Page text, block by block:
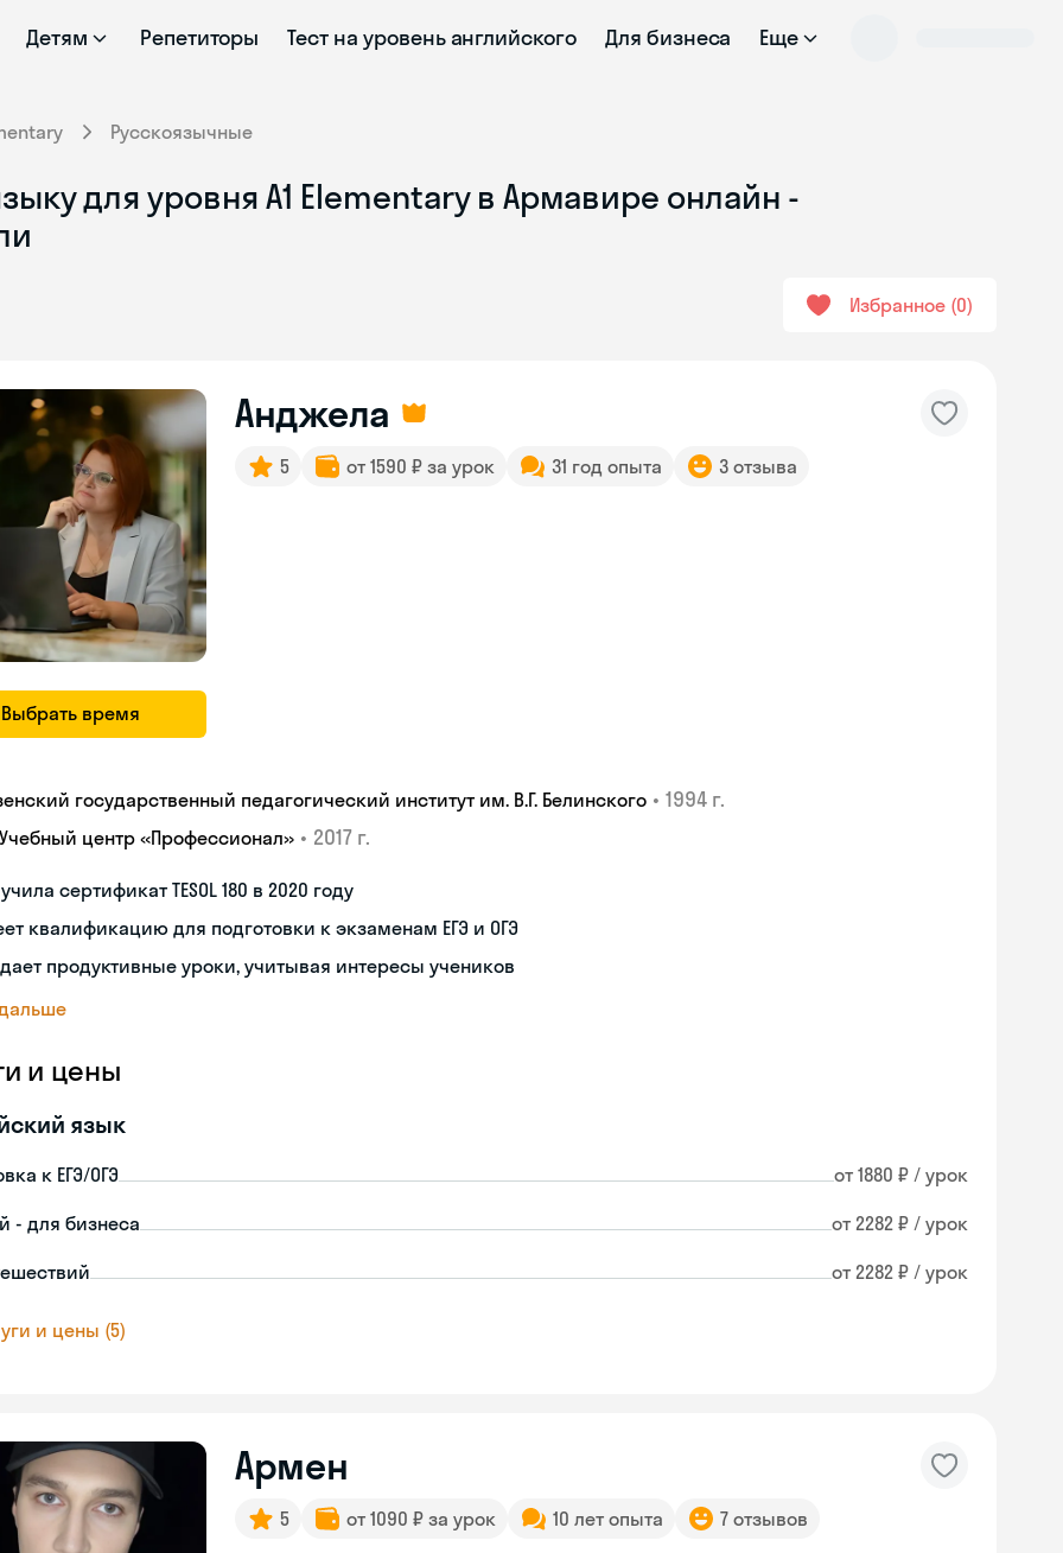
Детям Репетиторы Тест на уровень английского Для бизнеса Еще
Русскоязычные
для уровня A1 Elementary в Армавире онлайн -
Избранное 0
Выбрать время
Анджела
5 от 1590 ₽ за урок 31 год опыта 3 отзыва
государственный педагогический институт им. В.Г. Белинского • 1994 г.
центр «Профессионал» • 2017 г.
сертификат TESOL 180 в 2020 году
квалификацию для подготовки к экзаменам ЕГЭ и ОГЭ
продуктивные уроки, учитывая интересы учеников
и цены
язык
к ЕГЭ/ОГЭ от 1880 ₽ / урок
- для бизнеса от 2282 ₽ / урок
от 2282 ₽ / урок
и цены (5)
Армен
5 от 1090 ₽ за урок 10 лет опыта 7 отзывов